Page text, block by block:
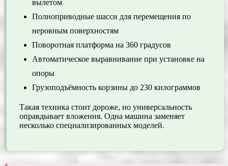
вылетом
Полноприводные шасси для перемещения по
неровным поверхностям
Поворотная платформа на 360 градусов
Автоматическое выравнивание при установке на
опоры
Грузоподъёмность корзины до 230 килограммов
Такая техника стоит дороже, но универсальность
оправдывает вложения. Одна машина заменяет
несколько специализированных моделей.